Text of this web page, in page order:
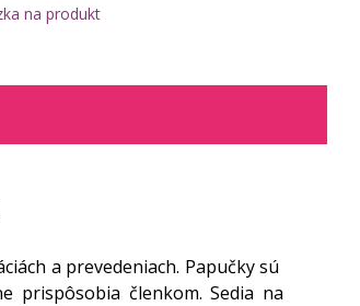
na produkt
a prevedeniach. Papučky sú
prispôsobia členkom. Sedia na